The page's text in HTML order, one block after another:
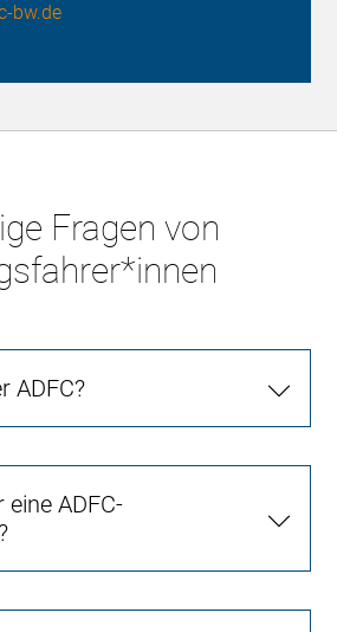
bw.de
Fragen von
ADFC?
ADFC-